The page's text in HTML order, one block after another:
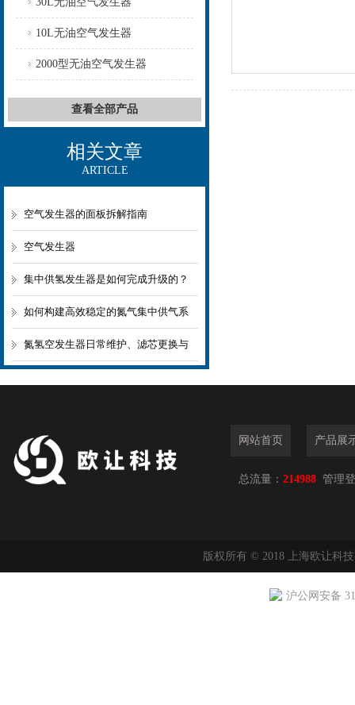
10L无油空气发生器
2000型无油空气发生器
查看全部产品
相关文章
ARTICLE
空气发生器的面板拆解指南
空气发生器
集中供氢发生器是如何完成升级的？
如何构建高效稳定的氮气集中供气系
统？
氮氢空发生器日常维护、滤芯更换与
网站首页 产品展
总流量： 214988 管理
版权所有 © 2018 上海欧让科
沪公网安备